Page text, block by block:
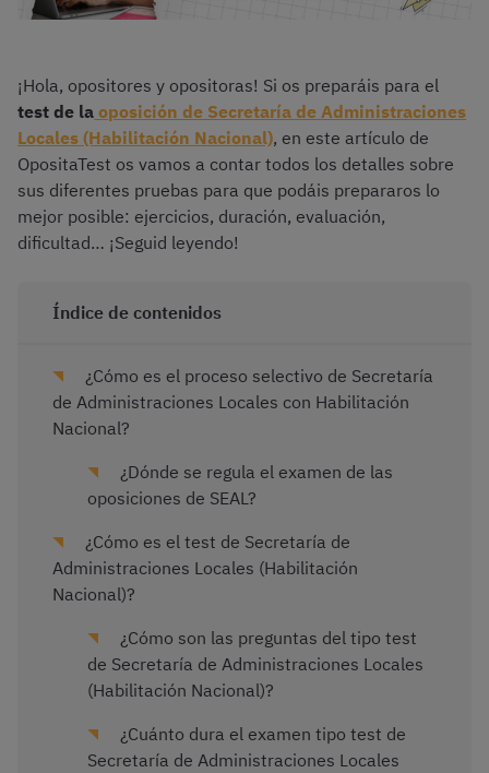
¡Hola, opositores y opositoras! Si os preparáis para el
test de la oposición de Secretaría de Administraciones
Locales (Habilitación Nacional), en este artículo de
OpositaTest os vamos a contar todos los detalles sobre
sus diferentes pruebas para que podáis prepararos lo
mejor posible: ejercicios, duración, evaluación,
dificultad… ¡Seguid leyendo!
Índice de contenidos
¿Cómo es el proceso selectivo de Secretaría
de Administraciones Locales con Habilitación
Nacional?
¿Dónde se regula el examen de las
oposiciones de SEAL?
¿Cómo es el test de Secretaría de
Administraciones Locales (Habilitación
Nacional)?
¿Cómo son las preguntas del tipo test
de Secretaría de Administraciones Locales
(Habilitación Nacional)?
¿Cuánto dura el examen tipo test de
Secretaría de Administraciones Locales